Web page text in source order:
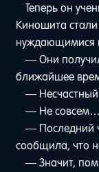
Теперь он
Киношита
нуждающимися
— Они
ближайшее
— Несчастный
— Не совсем…
— Последний
сообщила, что
— Значит,